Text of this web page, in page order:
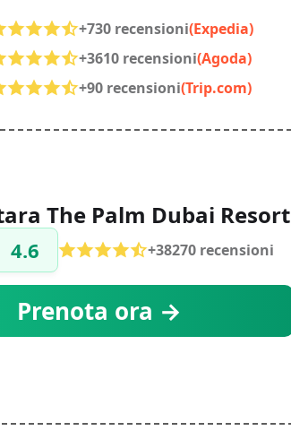
+730 recensioni(Expedia)
+3610 recensioni(Agoda)
+90 recensioni(Trip.com)
The Palm Dubai Resort
4.6 +38270 recensioni
Prenota ora →